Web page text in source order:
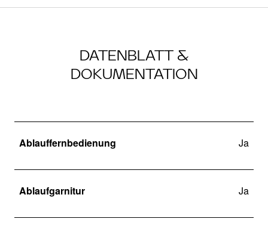
DATENBLATT &
DOKUMENTATION
Ablauffernbedienung Ja
Ablaufgarnitur Ja